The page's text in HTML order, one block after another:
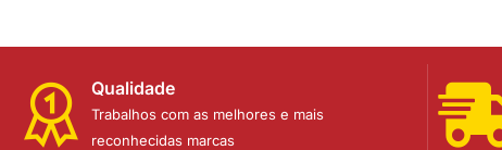
Qualidade
Trabalhos com as melhores e mais
reconhecidas marcas